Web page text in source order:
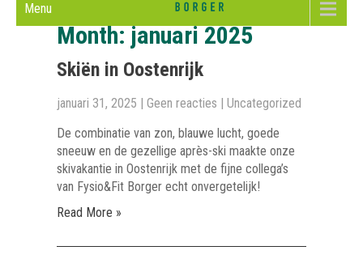
Menu
Month:januari 2025
Skiën in Oostenrijk
januari 31, 2025 | Geen reacties | Uncategorized
De combinatie van zon, blauwe lucht, goede
sneeuw en de gezellige après-ski maakte onze
skivakantie in Oostenrijk met de fijne collega’s
van Fysio&Fit Borger echt onvergetelijk!
Read More »